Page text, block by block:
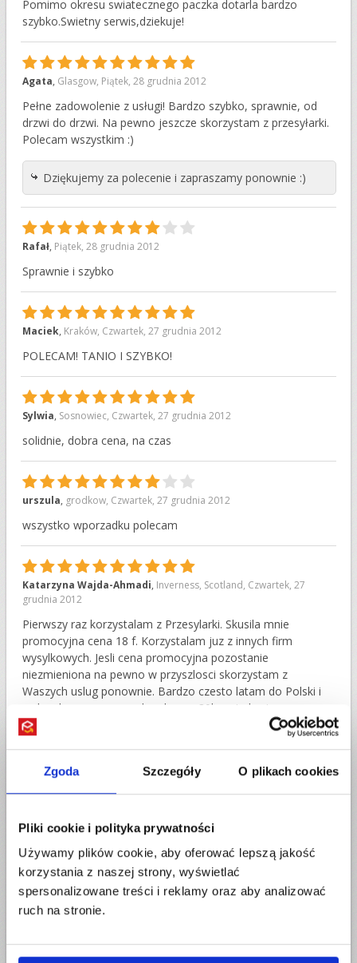
Zgoda Szczegóły O plikach cookies
Pliki cookie i polityka prywatności
Używamy plików cookie, aby oferować lepszą jakość
korzystania z naszej strony, wyświetlać
spersonalizowane treści i reklamy oraz aby analizować
ruch na stronie.
Pomimo okresu swiatecznego paczka dotarla bardzo
szybko.Swietny serwis,dziekuje!
10
Agata, Glasgow, Piątek, 28 grudnia 2012
Pełne zadowolenie z usługi! Bardzo szybko, sprawnie, od
drzwi do drzwi. Na pewno jeszcze skorzystam z przesyłarki.
Polecam wszystkim :)
Dziękujemy za polecenie i zapraszamy ponownie :)
8
Rafał, Piątek, 28 grudnia 2012
Sprawnie i szybko
10
Maciek, Kraków, Czwartek, 27 grudnia 2012
POLECAM! TANIO I SZYBKO!
10
Sylwia, Sosnowiec, Czwartek, 27 grudnia 2012
solidnie, dobra cena, na czas
8
urszula, grodkow, Czwartek, 27 grudnia 2012
wszystko wporzadku polecam
10
Katarzyna Wajda-Ahmadi, Inverness, Scotland, Czwartek, 27
grudnia 2012
Pierwszy raz korzystalam z Przesylarki. Skusila mnie
promocyjna cena 18 f. Korzystalam juz z innych firm
wysylkowych. Jesli cena promocyjna pozostanie
niezmieniona na pewno w przyszlosci skorzystam z
Waszych uslug ponownie. Bardzo czesto latam do Polski i
za kazdym razem wysylam bagaz 30kg, nigdy nie woze go
ze soba. Jestem bardzo zadowolona z Waszych uslug.
Paczka przyszla w terminie, w idealnym stanie. Kurierzy
Dziękujemy i zapraszamy.
DIONIZY MANCHESTER , Czwartek, 27 grudnia 2012
spoko firma
9